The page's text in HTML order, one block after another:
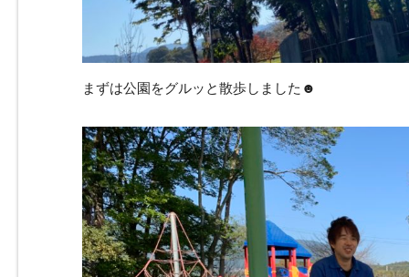
まずは公園をグルッと散歩しました☻